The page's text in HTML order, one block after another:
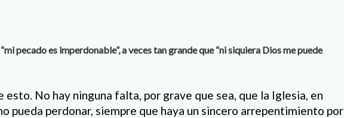
pecado es imperdonable”, a veces tan grande que “ni siquiera Dios me puede
esto. No hay ninguna falta, por grave que sea, que la Iglesia, en
pueda perdonar, siempre que haya un sincero arrepentimiento por